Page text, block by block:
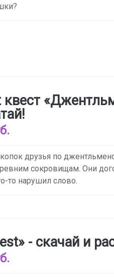
квест
друзья по
сокровищам. Они
то нарушил слово.
- скачай и